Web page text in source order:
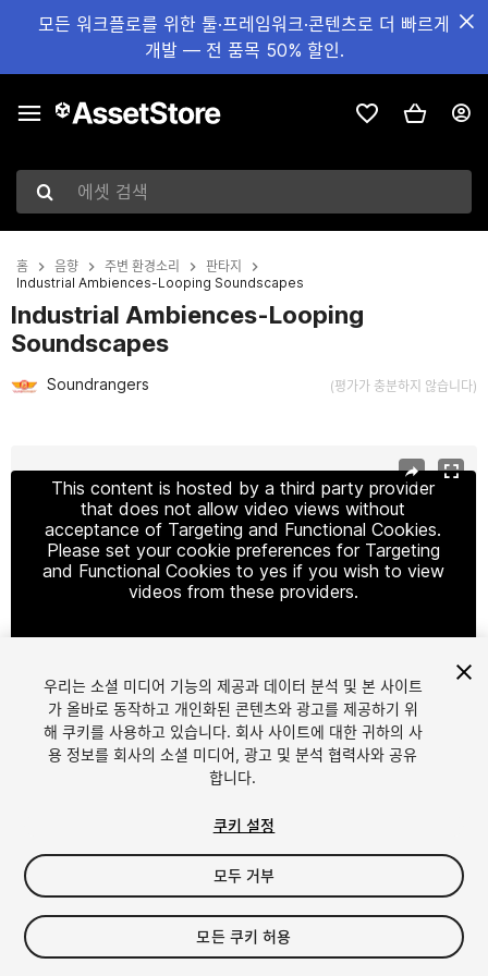
모든 워크플로를 위한 툴·프레임워크·콘텐츠로 더 빠르게
개발 — 전 품목 50% 할인.
에셋 검색
홈 음향 주변 환경소리
판타지
Industrial Ambiences-Looping Soundscapes
Industrial Ambiences-Looping
Soundscapes
Soundrangers (평가가 충분하지 않습니다)
This content is hosted by a third party provider
that does not allow video views without
acceptance of Targeting and Functional Cookies.
Please set your cookie preferences for Targeting
and Functional Cookies to yes if you wish to view
videos from these providers.
Cookie Settings
1/ 2
$40
세금/부가세는 결제 시 반영됩니다.
우리는 소셜 미디어 기능의 제공과 데이터 분석 및 본 사이트
가 올바로 동작하고 개인화된 콘텐츠와 광고를 제공하기 위
해 쿠키를 사용하고 있습니다. 회사 사이트에 대한 귀하의 사
용 정보를 회사의 소셜 미디어, 광고 및 분석 협력사와 공유
합니다.
쿠키 설정
모두 거부
모든 쿠키 허용